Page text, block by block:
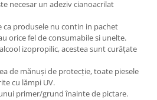
necesar un adeziv cianoacrilat
ca produsele nu contin in pachet
orice fel de consumabile si unelte.
izopropilic, acestea sunt curățate
de mănuși de protecție, toate piesele
cu lămpi UV.
primer/grund înainte de pictare.